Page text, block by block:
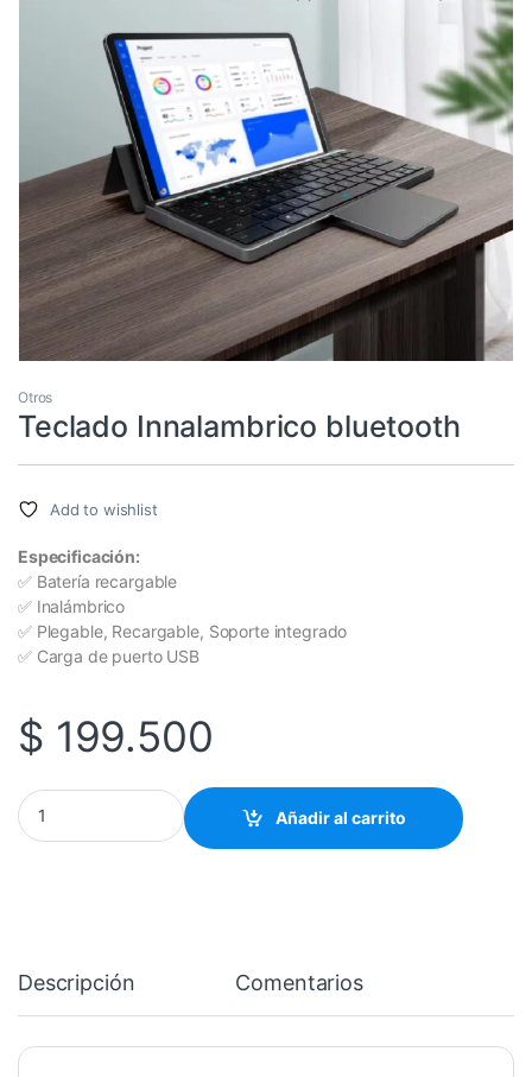
Otros
Teclado Innalambrico bluetooth
Add to wishlist
Especificación:
✅ Batería recargable
✅ Inalámbrico
✅ Plegable, Recargable, Soporte integrado
✅ Carga de puerto USB
$ 199.500
Teclado Innalambrico bluetooth cantidad
Añadir al carrito
Descripción Comentarios